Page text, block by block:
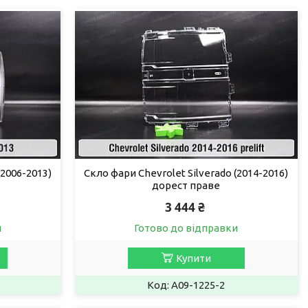
2013)
Скло фари Chevrolet Silverado (2014-2016)
дорест праве
3 444 ₴
Готово до відправки
Купити
A09-1225-2